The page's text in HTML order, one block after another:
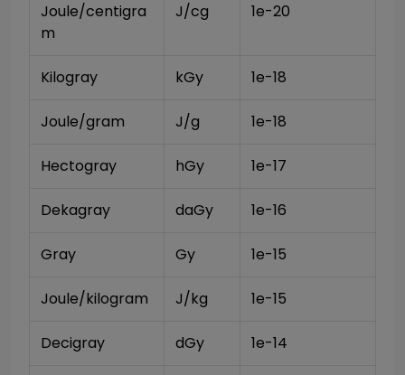
Joule/centigra
m
J/cg 1e-20
Kilogray kGy 1e-18
Joule/gram J/g 1e-18
Hectogray hGy 1e-17
Dekagray daGy 1e-16
Gray Gy 1e-15
Joule/kilogram J/kg 1e-15
Decigray dGy 1e-14